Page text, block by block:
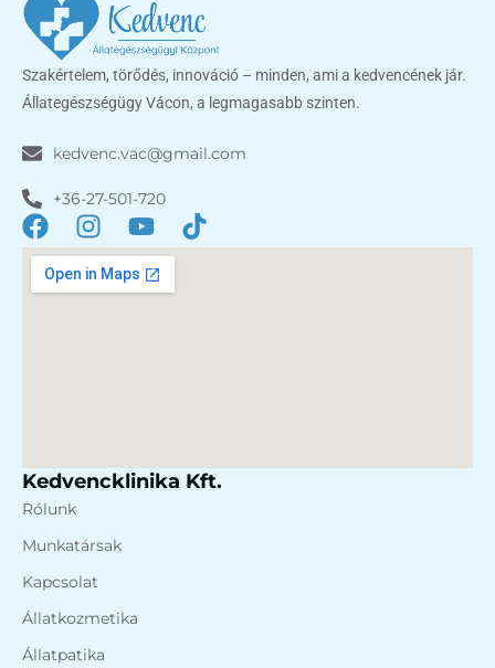
Szakértelem, törődés, innováció – minden, ami a kedvencének jár.
Állategészségügy Vácon, a legmagasabb szinten.
kedvenc.vac@gmail.com
+36-27-501-720
Kedvencklinika Kft.
Rólunk
Munkatársak
Kapcsolat
Állatkozmetika
Állatpatika